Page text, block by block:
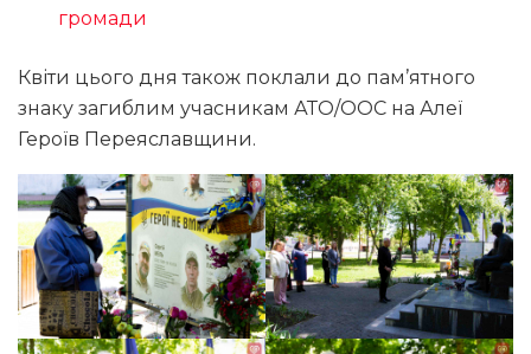
громади
Квіти цього дня також поклали до пам’ятного
знаку загиблим учасникам АТО/ООС на Алеї
Героїв Переяславщини.